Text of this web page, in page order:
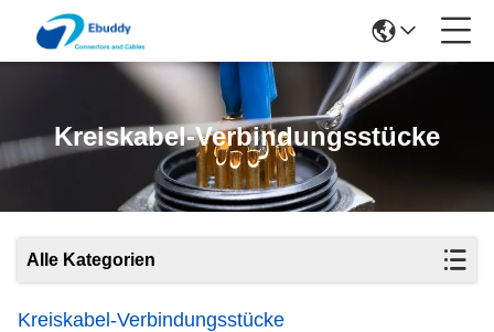
Kreiskabel-Verbindungsstücke
Alle Kategorien
Kreiskabel-Verbindungsstücke